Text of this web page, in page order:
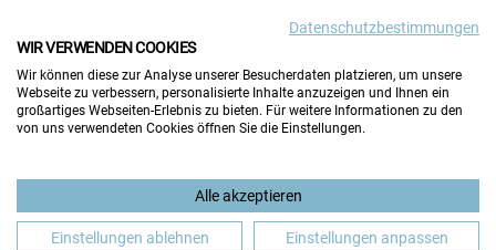
BERUFLICHE ORIENTIERUNG BEWERBUNG
Datenschutzbestimmungen
WIR VERWENDEN COOKIES
Wir können diese zur Analyse unserer Besucherdaten platzieren, um unsere
Webseite zu verbessern, personalisierte Inhalte anzuzeigen und Ihnen ein
großartiges Webseiten-Erlebnis zu bieten. Für weitere Informationen zu den
von uns verwendeten Cookies öffnen Sie die Einstellungen.
Alle akzeptieren
Einstellungen ablehnen Einstellungen anpassen